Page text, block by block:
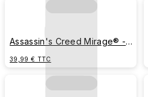
Assassin's Creed Mirage® -
39,99 € TTC